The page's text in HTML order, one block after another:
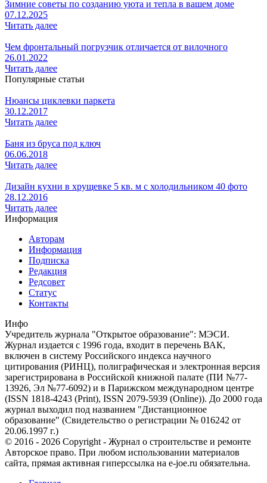
Зимние советы по созданию уюта и тепла в вашем доме
07.12.2025
Читать далее
Чем фронтальный погрузчик отличается от вилочного
26.01.2022
Читать далее
Популярные статьи
Нюансы циклевки паркета
30.12.2017
Читать далее
Баня из бруса под ключ
06.06.2018
Читать далее
Дизайн кухни в хрущевке 5 кв. м с холодильником 40 фото
28.12.2016
Читать далее
Информация
Авторам
Информация
Подписка
Редакция
Редсовет
Статус
Контакты
Инфо
Учредитель журнала "Открытое образование": МЭСИ.
Журнал издается с 1996 года, входит в перечень ВАК,
включен в систему Российского индекса научного
цитирования (РИНЦ), полиграфическая и электронная версия
зарегистрирована в Российской книжной палате (ПИ №77-
13926, Эл №77-6092) и в Парижском международном центре
(ISSN 1818-4243 (Print), ISSN 2079-5939 (Online)). До 2000 года
журнал выходил под названием "Дистанционное
образование" (Свидетельство о регистрации № 016242 от
20.06.1997 г.)
© 2016 - 2026 Copyright - Журнал о строительстве и ремонте
Авторское право. При любом использовании материалов
сайта, прямая активная гиперссылка на e-joe.ru обязательна.